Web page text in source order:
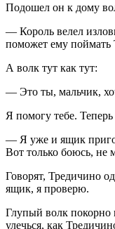
Подошел он к дому
— Король велел
поможет ему поймать
А волк тут как тут:
— Это ты, мальчик,
Я помогу тебе.
— Я уже и ящик
Вот только боюсь, не
Говорят, Тредичино
ящик, я проверю.
Глупый волк покорно
улечься, как